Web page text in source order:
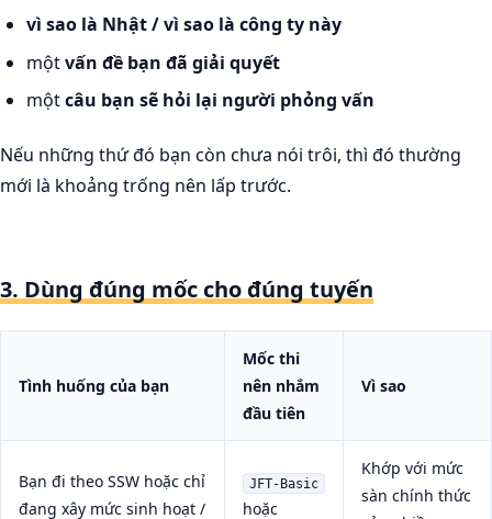
vì sao là Nhật / vì sao là công ty này
mộtvấn đề bạn đã giải quyết
mộtcâu bạn sẽ hỏi lại người phỏng vấn
Nếu những thứ đó bạn còn chưa nói trôi, thì đó thường
mới là khoảng trống nên lấp trước.
3. Dùng đúng mốc cho đúng tuyến
Tình huống của bạn
Mốc thi
nên nhắm
đầu tiên
Vì sao
Bạn đi theo SSW hoặc chỉ
đang xây mức sinh hoạt /
JFT-Basic
hoặc
Khớp với mức
sàn chính thức